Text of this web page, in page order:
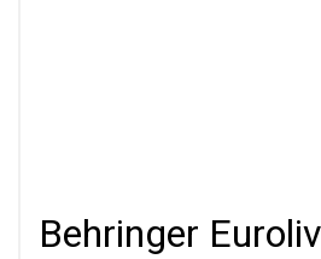
Behringer